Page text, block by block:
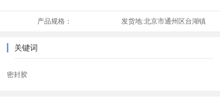
产品规格： 发货地:北京市通州区台湖镇
关键词
密封胶